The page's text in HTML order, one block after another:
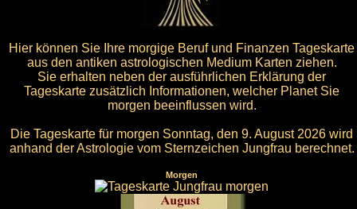
Hier können Sie Ihre morgige Beruf und Finanzen Tageskarte
aus den antiken astrologischen Medium Karten ziehen.
Sie erhalten neben der ausführlichen Erklärung der
Tageskarte zusätzlich Informationen, welcher Planet Sie
morgen beeinflussen wird.
Die Tageskarte für morgen Sonntag, den 9. August 2026 wird
anhand der Astrologie vom Sternzeichen Jungfrau berechnet.
Morgen